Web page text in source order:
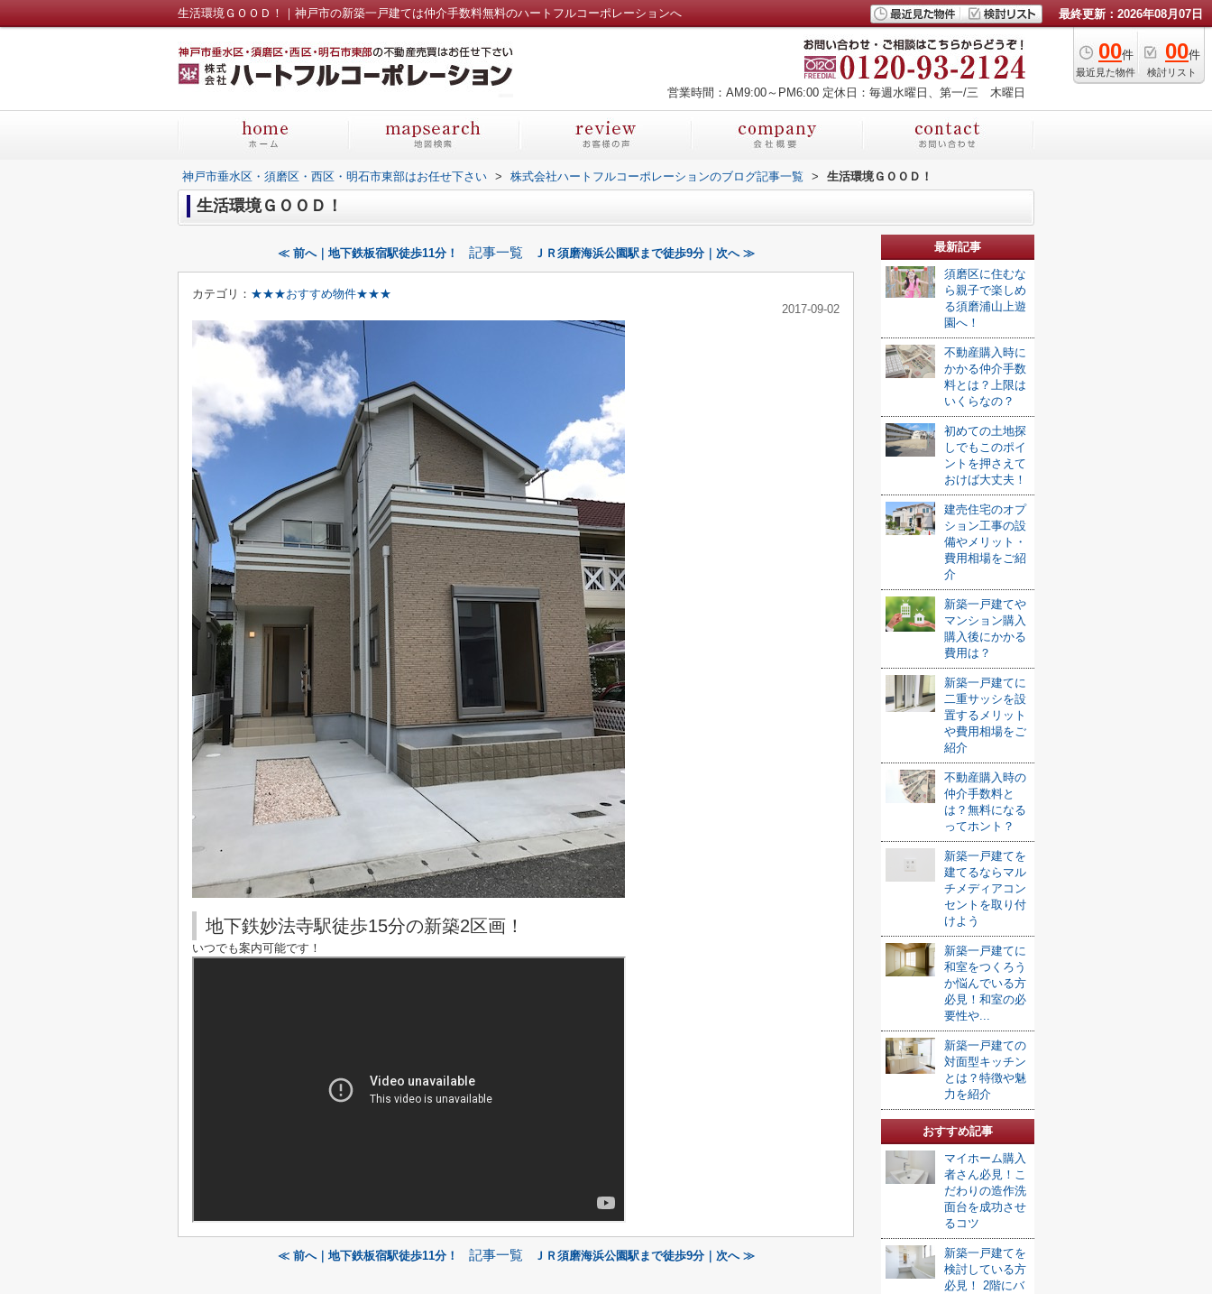
生活環境ＧＯＯＤ！｜神戸市の新築一戸建ては仲介手数料無料のハートフルコーポレーションへ 最終更新：2026年08月07日
00件
最近見た物件
00件
検討リスト
営業時間：AM9:00～PM6:00 定休日：毎週水曜日、第一/三 木曜日
神戸市垂水区・須磨区・西区・明石市東部はお任せ下さい > 株式会社ハートフルコーポレーションのブログ記事一覧 > 生活環境ＧＯＯＤ！
生活環境ＧＯＯＤ！
≪ 前へ｜地下鉄板宿駅徒歩11分！ 記事一覧 ＪＲ須磨海浜公園駅まで徒歩9分｜次へ ≫
カテゴリ： ★★★おすすめ物件★★★
2017-09-02
地下鉄妙法寺駅徒歩15分の新築2区画！
いつでも案内可能です！
≪ 前へ｜地下鉄板宿駅徒歩11分！ 記事一覧 ＪＲ須磨海浜公園駅まで徒歩9分｜次へ ≫
最新記事
須磨区に住むな
ら親子で楽しめ
る須磨浦山上遊
園へ！
不動産購入時に
かかる仲介手数
料とは？上限は
いくらなの？
初めての土地探
しでもこのポイ
ントを押さえて
おけば大丈夫！
建売住宅のオプ
ション工事の設
備やメリット・
費用相場をご紹
介
新築一戸建てや
マンション購入
購入後にかかる
費用は？
新築一戸建てに
二重サッシを設
置するメリット
や費用相場をご
紹介
不動産購入時の
仲介手数料と
は？無料になる
ってホント？
新築一戸建てを
建てるならマル
チメディアコン
セントを取り付
けよう
新築一戸建てに
和室をつくろう
か悩んでいる方
必見！和室の必
要性や...
新築一戸建ての
対面型キッチン
とは？特徴や魅
力を紹介
おすすめ記事
マイホーム購入
者さん必見！こ
だわりの造作洗
面台を成功させ
るコツ
新築一戸建てを
検討している方
必見！ 2階にバ